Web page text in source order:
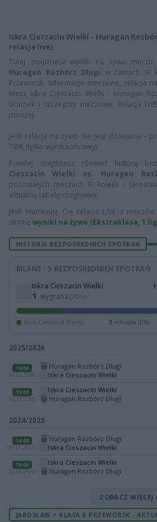
Iskra Cieszacin Wielki - Huragan
relacja live)
Tutaj znajdziesz wyniki na żywo meczu
Huragan Rozbórz Długi w ramach 9.
Przeworsk. Informacje meczowe, relacja
mecz Iskra Cieszacin Wielki - Huragan
bramek i szczegóły meczowe. Relacja
poniżej.
Jeśli relacja na żywo nie jest dostępna -
TWK (tylko wynik końcowy)
Poniżej znajdziesz również historę
Cieszacin Wielki vs. Huragan
pozostałych meczach 9. kolejki -
aktualną tabelę rozgrywek.
Jeśli interesują Cię relacje LIVE z
stronę wyniki na żywo (Ekstraklasa, 1
HISTORIA BEZPOŚREDNICH SPOTKAŃ
BILANS · 5 BEZPOŚREDNICH SPOTKAŃ
Iskra Cieszacin Wielki
1 wygrana (20%)
Iskra Cieszacin Wielki 0remisów (0%)
2025/2026
14:00
24.05.2026
Huragan Rozbórz Długi
Iskra Cieszacin Wielki
15:00
12.10.2025
Iskra Cieszacin Wielki
Huragan Rozbórz Długi
2024/2025
14:00
01.05.2025
Huragan Rozbórz Długi
Iskra Cieszacin Wielki
13:00
22.09.2024
Iskra Cieszacin Wielki
Huragan Rozbórz Długi
ZOBACZ WIĘCEJ
JAROSŁAW > KLASA B PRZEWORSK -